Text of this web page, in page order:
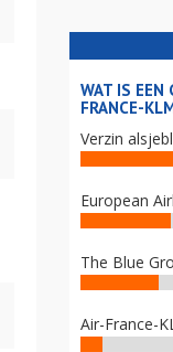
WAT IS EEN
FRANCE-
Verzin
European
The Blue
Air-France-